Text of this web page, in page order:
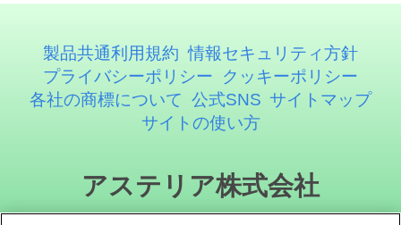
製品共通利用規約 情報セキュリティ方針
プライバシーポリシー
クッキーポリシー
各社の商標について 公式SNS サイトマップ
サイトの使い方
アステリア株式会社